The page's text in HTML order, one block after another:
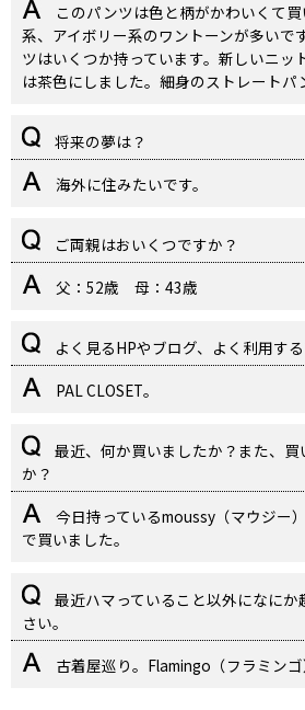
このパンツは色と柄がかわいくて
系、アイボリー系のワントーンが多いで
ツはいくつか持っています。新しいニッ
は茶色にしました。細身のストレートパ
将来の夢は？
海外に住みたいです。
ご両親はおいくつですか？
父：52歳 母：43歳
よく見るHPやブログ、よく利用す
PAL CLOSET。
最近、何か買いましたか？また、
か？
今日持っているmoussy（マウジー
で買いました。
最近ハマっていること以外になに
さい。
古着屋巡り。Flamingo（フラミンゴ